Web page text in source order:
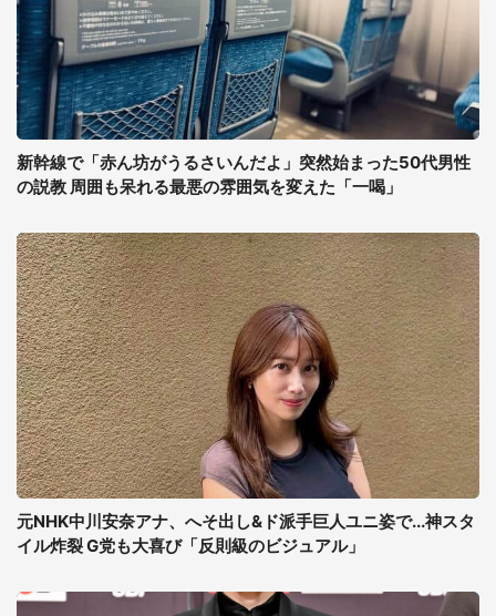
新幹線で「赤ん坊がうるさいんだよ」突然始まった50代男性
の説教 周囲も呆れる最悪の雰囲気を変えた「一喝」
元NHK中川安奈アナ、へそ出し&ド派手巨人ユニ姿で...神スタ
イル炸裂 G党も大喜び「反則級のビジュアル」